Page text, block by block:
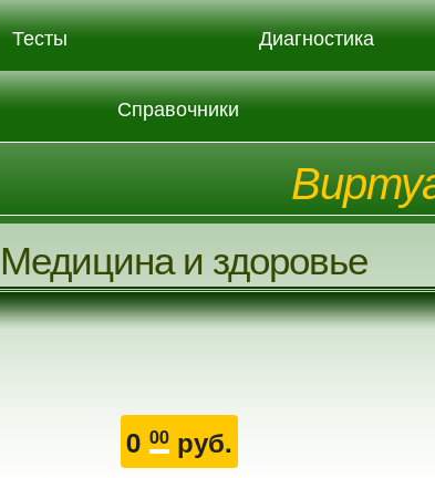
Тесты Диагностика
Справочники
Медицина и здоровье
0 00руб.